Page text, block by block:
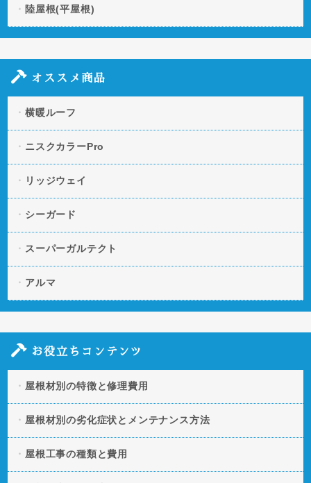
陸屋根(平屋根)
オススメ商品
横暖ルーフ
ニスクカラーPro
リッジウェイ
シーガード
スーパーガルテクト
アルマ
お役立ちコンテンツ
屋根材別の特徴と修理費用
屋根材別の劣化症状とメンテナンス方法
屋根工事の種類と費用